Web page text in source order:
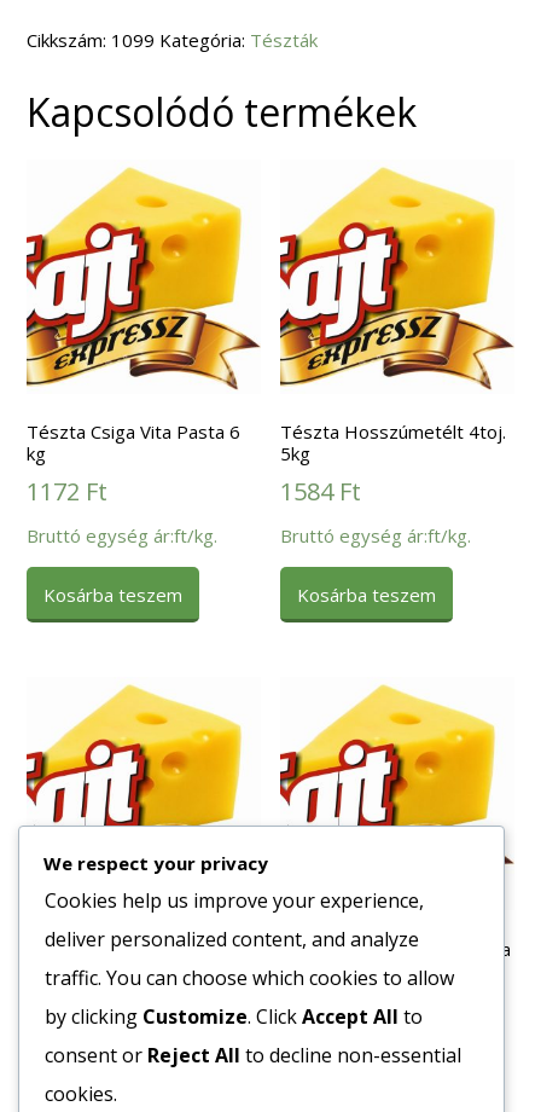
mennyiség
Cikkszám: 1099 Kategória: Tészták
Kapcsolódó termékek
Tészta Csiga Vita Pasta 6
kg
1172 Ft
Bruttó egység ár:ft/kg.
Kosárba teszem
Tészta Hosszúmetélt 4toj.
5kg
1584 Ft
Bruttó egység ár:ft/kg.
Kosárba teszem
Tészta Csiga 4 toj. Soós 5
kg
1462Ft
Bruttó egység ár:ft/kg.
Tortilla Dürüm 30cm Azteca
18db/cs. 6cs/#
3100Ft
Bruttó egység ár:ft/cs.
We respect your privacy
Cookies help us improve your experience,
deliver personalized content, and analyze
traffic. You can choose which cookies to allow
by clicking Customize. ClickAccept All to
consent or Reject All to decline non-essential
cookies.